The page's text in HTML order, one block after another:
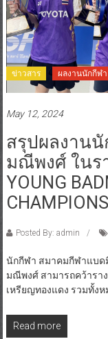
ข่าวสาร ผลงานนักกีฬา
May 12, 2024
สรุปผลงาน
มณีพงศ์ ในรา
YOUNG
Posted By: admin
นักกีฬา สมาคมกีฬาแบ
มณีพงศ์ สามารถคว้ารา
เหรียญทองแดง รวมทั้งห
Read more